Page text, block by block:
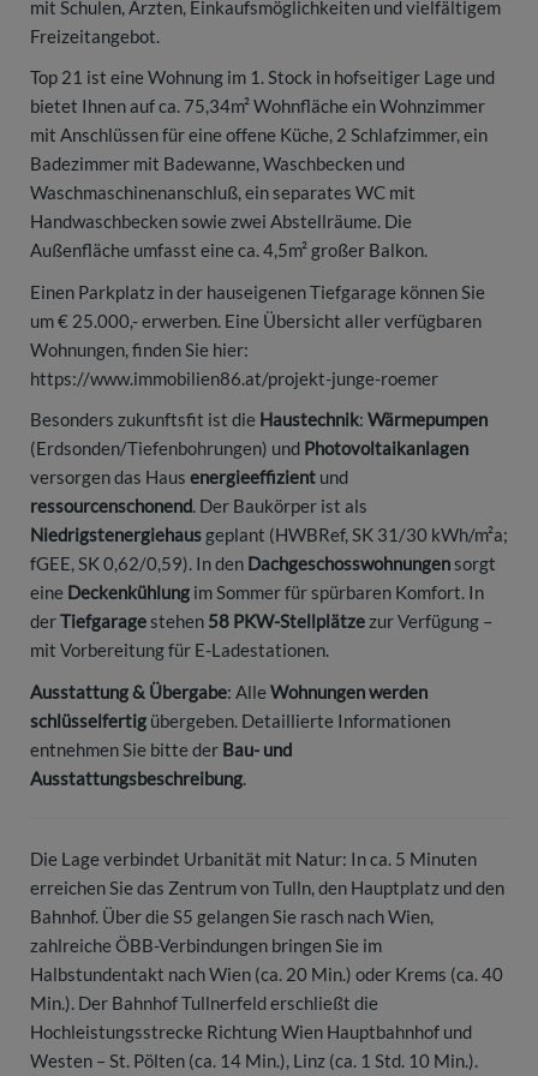
mit Schulen, Ärzten, Einkaufsmöglichkeiten und vielfältigem
Freizeitangebot.
Top 21 ist eine Wohnung im 1. Stock in hofseitiger Lage und
bietet Ihnen auf ca. 75,34m² Wohnfläche ein Wohnzimmer
mit Anschlüssen für eine offene Küche, 2 Schlafzimmer, ein
Badezimmer mit Badewanne, Waschbecken und
Waschmaschinenanschluß, ein separates WC mit
Handwaschbecken sowie zwei Abstellräume. Die
Außenfläche umfasst eine ca. 4,5m² großer Balkon.
Einen Parkplatz in der hauseigenen Tiefgarage können Sie
um € 25.000,- erwerben. Eine Übersicht aller verfügbaren
Wohnungen, finden Sie hier:
https://www.immobilien86.at/projekt-junge-roemer
Besonders zukunftsfit ist die Haustechnik: Wärmepumpen
(Erdsonden/Tiefenbohrungen) und Photovoltaikanlagen
versorgen das Haus energieeffizient und
ressourcenschonend. Der Baukörper ist als
Niedrigstenergiehaus geplant (HWBRef, SK 31/30 kWh/m²a;
fGEE, SK 0,62/0,59). In den Dachgeschosswohnungensorgt
eine Deckenkühlung im Sommer für spürbaren Komfort. In
derTiefgaragestehen 58 PKW-Stellplätzezur Verfügung –
mit Vorbereitung für E-Ladestationen.
Ausstattung & Übergabe: Alle Wohnungen werden
schlüsselfertig übergeben. Detaillierte Informationen
entnehmen Sie bitte der Bau- und
Ausstattungsbeschreibung.
Die Lage verbindet Urbanität mit Natur: In ca. 5 Minuten
erreichen Sie das Zentrum von Tulln, den Hauptplatz und den
Bahnhof. Über die S5 gelangen Sie rasch nach Wien,
zahlreiche ÖBB-Verbindungen bringen Sie im
Halbstundentakt nach Wien (ca. 20 Min.) oder Krems (ca. 40
Min.). Der Bahnhof Tullnerfeld erschließt die
Hochleistungsstrecke Richtung Wien Hauptbahnhof und
Westen – St. Pölten (ca. 14 Min.), Linz (ca. 1 Std. 10 Min.).